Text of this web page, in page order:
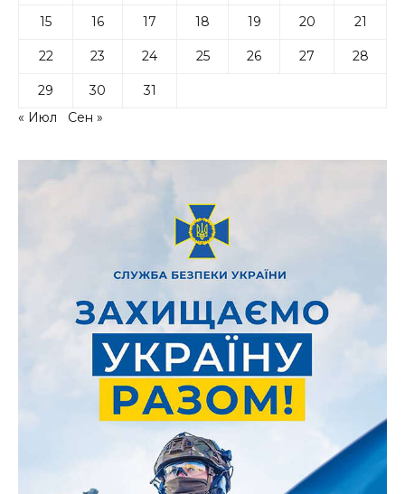
15 16 17 18 19 20 21
22 23 24 25 26 27 28
29 30
31
« Июл
Сен »